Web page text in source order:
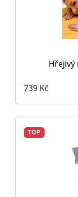
Hřejivý
739 Kč
TOP